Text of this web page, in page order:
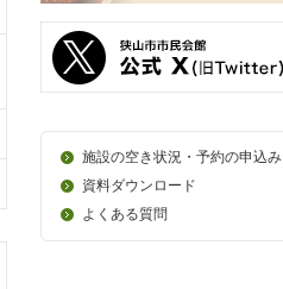
施設の空き状況・予約の申込み
資料ダウンロード
よくある質問